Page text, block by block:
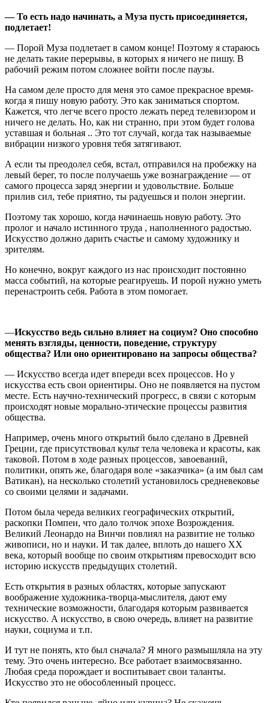
— То есть надо начинать, а Муза пусть присоединяется,
подлетает!
— Порой Муза подлетает в самом конце! Поэтому я стараюсь
не делать такие перерывы, в которых я ничего не пишу. В
рабочий режим потом сложнее войти после паузы.
На самом деле просто для меня это самое прекрасное время-
когда я пишу новую работу. Это как заниматься спортом.
Кажется, что легче всего просто лежать перед телевизором и
ничего не делать. Но, как ни странно, при этом будет голова
уставшая и больная .. Это тот случай, когда так называемые
вибрации низкого уровня тебя затягивают.
А если ты преодолел себя, встал, отправился на пробежку на
левый берег, то после получаешь уже вознаграждение — от
самого процесса заряд энергии и удовольствие. Больше
прилив сил, тебе приятно, ты радуешься и полон энергии.
Поэтому так хорошо, когда начинаешь новую работу. Это
пролог и начало истинного труда , наполненного радостью.
Искусство должно дарить счастье и самому художнику и
зрителям.
Но конечно, вокруг каждого из нас происходит постоянно
масса событий, на которые реагируешь. И порой нужно уметь
перенастроить себя. Работа в этом помогает.
—Искусство ведь сильно влияет на социум? Оно способно
менять взгляды, ценности, поведение, структуру
общества? Или оно ориентировано на запросы общества?
— Искусство всегда идет впереди всех процессов. Но у
искусства есть свои ориентиры. Оно не появляется на пустом
месте. Есть научно-технический прогресс, в связи с которым
происходят новые морально-этические процессы развития
общества.
Например, очень много открытий было сделано в Древней
Греции, где присутствовал культ тела человека и красоты, как
таковой. Потом в ходе разных процессов, завоеваний,
политики, опять же, благодаря воле «заказчика» (а им был сам
Ватикан), на несколько столетий установилось средневековье
со своими целями и задачами.
Потом была череда великих географических открытий,
раскопки Помпеи, что дало толчок эпохе Возрождения.
Великий Леонардо на Винчи повлиял на развитие не только
живописи, но и науки. И так далее, вплоть до нашего XX
века, который вообще по своим открытиям превосходит всю
историю искусств предыдущих столетий.
Есть открытия в разных областях, которые запускают
воображение художника-творца-мыслителя, дают ему
технические возможности, благодаря которым развивается
искусство. А искусство, в свою очередь, влияет на развитие
науки, социума и т.п.
И тут не понять, кто был сначала? Я много размышляла на эту
тему. Это очень интересно. Все работает взаимосвязанно.
Любая среда порождает и воспитывает свои таланты.
Искусство это не обособленный процесс.